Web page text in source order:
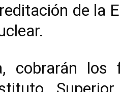
de la
cobrarán los